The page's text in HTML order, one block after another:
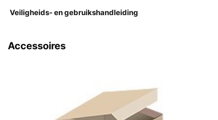
Veiligheids- en gebruikshandleiding
Accessoires